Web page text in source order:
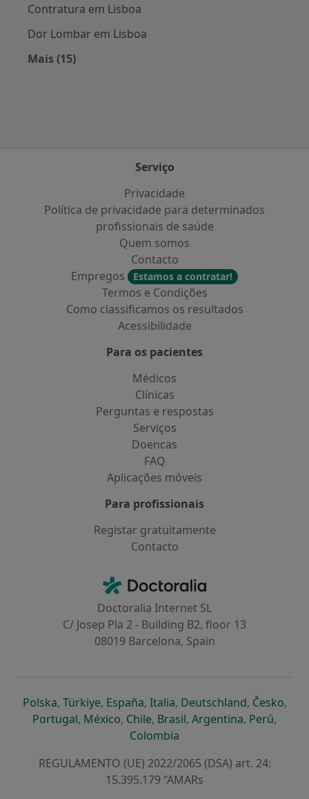
Contratura em Lisboa
Dor Lombar em Lisboa
Mais (15)
Serviço
Privacidade
Política de privacidade para determinados
profissionais de saúde
Quem somos
Contacto
Empregos
Estamos a contratar!
Termos e Condições
Como classificamos os resultados
Acessibilidade
Para os pacientes
Médicos
Clínicas
Perguntas e respostas
Serviços
Doencas
FAQ
Aplicações móveis
Para profissionais
Registar gratuitamente
Contacto
Doctoralia - Homepage
Doctoralia Internet SL
C/ Josep Pla 2 - Building B2, floor 13
08019 Barcelona, Spain
Polskaabre num novo separador
, Türkiyeabre num novo separador
, Españaabre num novo separador
, Italiaabre num novo
, Deutschlandabre num
, Česko,
Portugalabre num novo separador
, Méxicoabre num novo separador
, Chileabre num novo separador
, Brasilabre num novo
, Argentinaabre num
, Perúabre
,
Colombia
REGULAMENTO (UE) 2022/2065 (DSA) art. 24:
15.395.179 “AMARs